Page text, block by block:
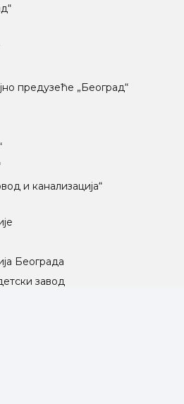
предузеће „Београд“
и канализација“
Београда
завод